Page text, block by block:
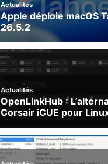
Actualités
Apple déploie macOS
26.5.2
Actualités
OpenLinkHub :
Corsair iCUE pour